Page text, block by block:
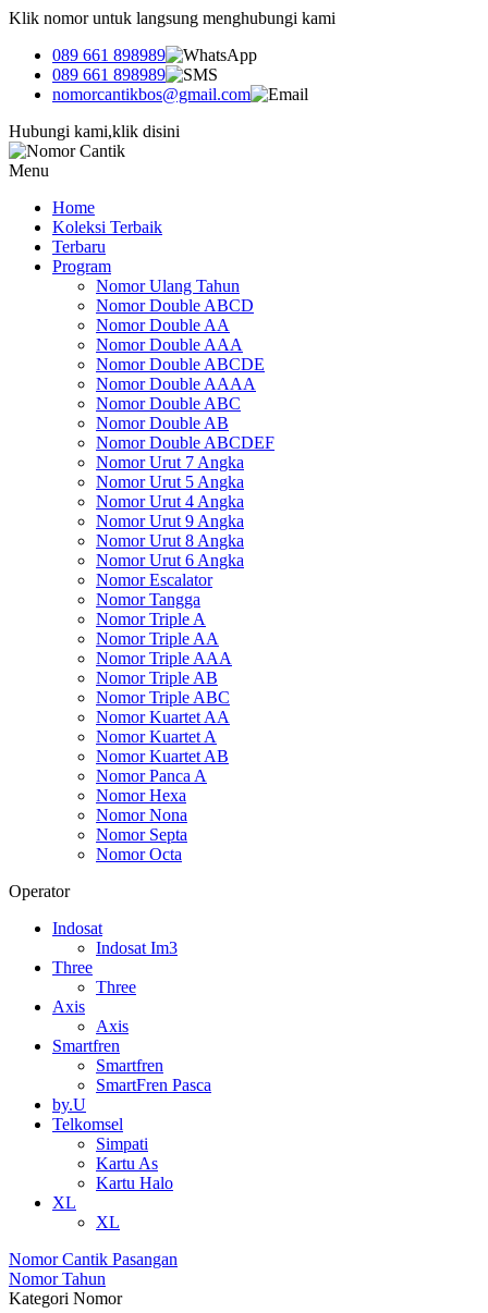
Klik nomor untuk langsung menghubungi kami
089 661 898989
089 661 898989
nomorcantikbos@gmail.com
Hubungi kami,klik disini
Menu
Home
Koleksi Terbaik
Terbaru
Program
Nomor Ulang Tahun
Nomor Double ABCD
Nomor Double AA
Nomor Double AAA
Nomor Double ABCDE
Nomor Double AAAA
Nomor Double ABC
Nomor Double AB
Nomor Double ABCDEF
Nomor Urut 7 Angka
Nomor Urut 5 Angka
Nomor Urut 4 Angka
Nomor Urut 9 Angka
Nomor Urut 8 Angka
Nomor Urut 6 Angka
Nomor Escalator
Nomor Tangga
Nomor Triple A
Nomor Triple AA
Nomor Triple AAA
Nomor Triple AB
Nomor Triple ABC
Nomor Kuartet AA
Nomor Kuartet A
Nomor Kuartet AB
Nomor Panca A
Nomor Hexa
Nomor Nona
Nomor Septa
Nomor Octa
Operator
Indosat
Indosat Im3
Three
Three
Axis
Axis
Smartfren
Smartfren
SmartFren Pasca
by.U
Telkomsel
Simpati
Kartu As
Kartu Halo
XL
XL
Nomor Cantik Pasangan
Nomor Tahun
Kategori Nomor